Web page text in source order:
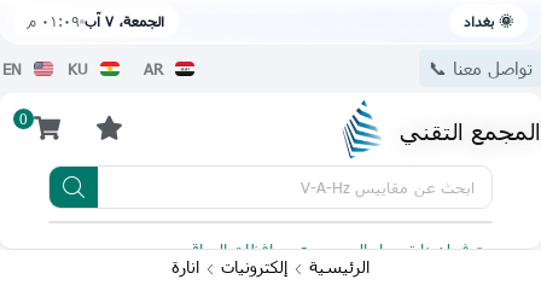
🌞 بغداد الجمعة، ٧ آب ٠١:٠٩ م
تواصل معنا 📞 AR
KU
EN
المجمع التقني 0
ابحث عن مقاييس V-A-Hz
يتوفر لدينا توصيل الى جميع محافظات العراق
الرئيسية إلكترونيات انارة